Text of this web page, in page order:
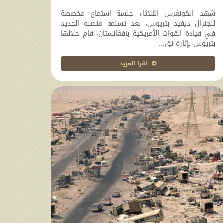
شهد الكونغرس الثلاثاء جلسة استماع مخصصة
للجنرال ديفيد بتريوس، بعد تسلمه منصبه الجديد
في قيادة القوات الأمريكية بأفغانستان، قام خلالها
بتريوس بإثارة نق...
اقرا المزيد